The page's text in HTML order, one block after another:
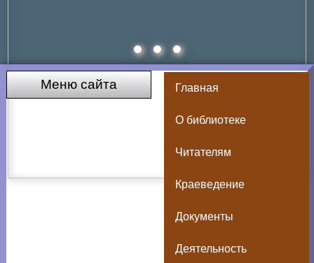
Меню сайта Главная
О библиотеке
Читателям
Краеведение
Документы
Деятельность